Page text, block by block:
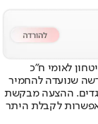
לאומי ח״כ
שנועדה להחמיר
ההצעה מבקשת
לקבלת היתר